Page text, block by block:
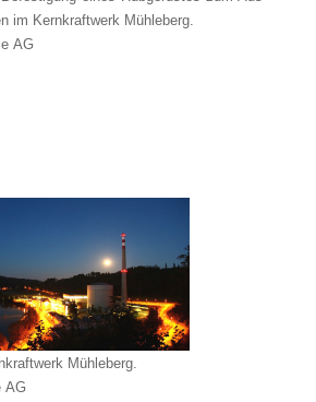
im Kern­kraft­werk Mühleberg.
AG
Mühleberg.
AG